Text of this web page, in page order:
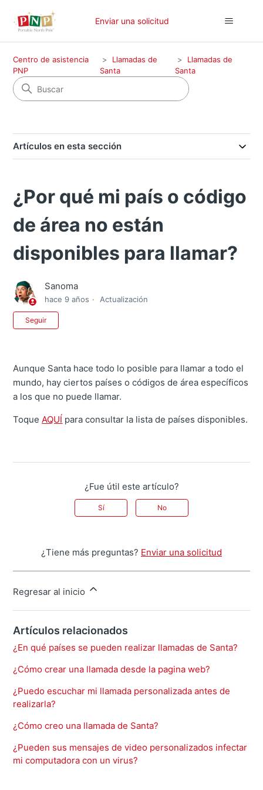
Enviar una solicitud
Centro de asistencia
PNP
Llamadas de
Santa
Llamadas de
Santa
Artículos en esta sección
¿Por qué mi país o código
de área no están
disponibles para llamar?
Sanoma
hace 9 años Actualización
Seguir
Aunque Santa hace todo lo posible para llamar a todo el
mundo, hay ciertos países o códigos de área específicos
a los que no puede llamar.
ToqueAQUÍ para consultar la lista de países disponibles.
¿Fue útil este artículo?
Sí No
¿Tiene más preguntas? Enviar una solicitud
Regresar al inicio
Artículos relacionados
¿En qué países se pueden realizar llamadas de Santa?
¿Cómo crear una llamada desde la pagina web?
¿Puedo escuchar mi llamada personalizada antes de
realizarla?
¿Cómo creo una llamada de Santa?
¿Pueden sus mensajes de video personalizados infectar
mi computadora con un virus?